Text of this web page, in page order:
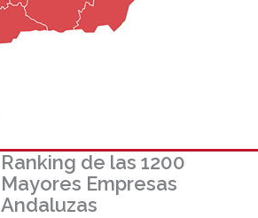
Ranking de las 1200
Mayores Empresas
Andaluzas